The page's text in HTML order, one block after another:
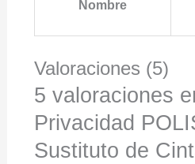
Nombre
Valoraciones (5)
5 valoraciones
Privacidad
Sustituto de